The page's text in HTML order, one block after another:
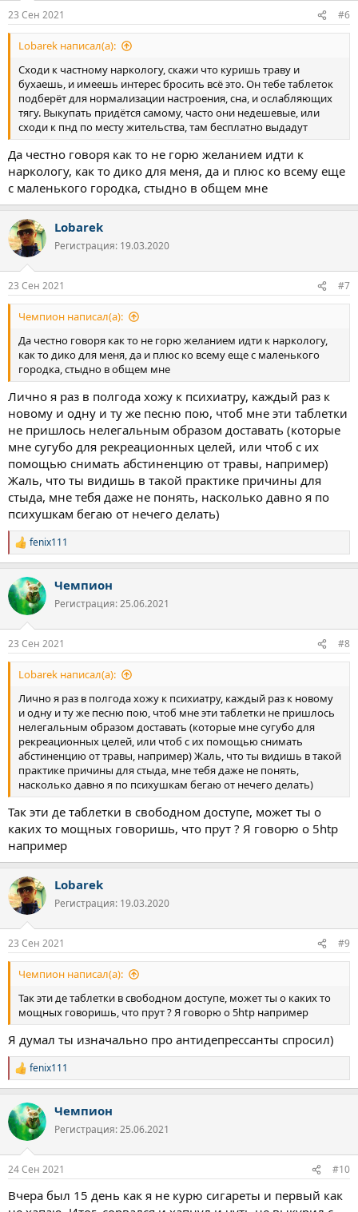
23 Сен 2021 #6
Lobarek написал(а):
Сходи к частному наркологу, скажи что куришь траву и
бухаешь, и имеешь интерес бросить всё это. Он тебе таблеток
подберёт для нормализации настроения, сна, и ослабляющих
тягу. Выкупать придётся самому, часто они недешевые, или
сходи к пнд по месту жительства, там бесплатно выдадут
Да честно говоря как то не горю желанием идти к
наркологу, как то дико для меня, да и плюс ко всему еще
с маленького городка, стыдно в общем мне
Lobarek
Регистрация: 19.03.2020
23 Сен 2021 #7
Чемпион написал(а):
Да честно говоря как то не горю желанием идти к наркологу,
как то дико для меня, да и плюс ко всему еще с маленького
городка, стыдно в общем мне
Лично я раз в полгода хожу к психиатру, каждый раз к
новому и одну и ту же песню пою, чтоб мне эти таблетки
не пришлось нелегальным образом доставать (которые
мне сугубо для рекреационных целей, или чтоб с их
помощью снимать абстиненцию от травы, например)
Жаль, что ты видишь в такой практике причины для
стыда, мне тебя даже не понять, насколько давно я по
психушкам бегаю от нечего делать)
Р
е
к
ц
и
fenix111
Чемпион
Регистрация: 25.06.2021
23 Сен 2021 #8
Lobarek написал(а):
Лично я раз в полгода хожу к психиатру, каждый раз к новому
и одну и ту же песню пою, чтоб мне эти таблетки не пришлось
нелегальным образом доставать (которые мне сугубо для
рекреационных целей, или чтоб с их помощью снимать
абстиненцию от травы, например) Жаль, что ты видишь в такой
практике причины для стыда, мне тебя даже не понять,
насколько давно я по психушкам бегаю от нечего делать)
Так эти де таблетки в свободном доступе, может ты о
каких то мощных говоришь, что прут ? Я говорю о 5htp
например
Lobarek
Регистрация: 19.03.2020
23 Сен 2021 #9
Чемпион написал(а):
Так эти де таблетки в свободном доступе, может ты о каких то
мощных говоришь, что прут ? Я говорю о 5htp например
Я думал ты изначально про антидепрессанты спросил)
Р
е
к
ц
и
fenix111
Чемпион
Регистрация: 25.06.2021
24 Сен 2021 #10
Вчера был 15 день как я не курю сигареты и первый как